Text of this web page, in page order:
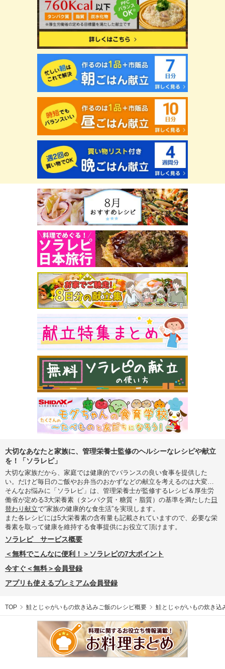
大切なあなたと家族に、管理栄養士監修のヘルシーなレシピや献立
を！「ソラレピ」
大切な家族だから、家庭では健康的でバランスの良い食事を提供した
い。だけど毎日のご飯やお弁当のおかずなどの献立を考えるのは大変…
そんなお悩みに「ソラレピ」は、管理栄養士が監修するレシピ＆厚生労
働省が定める3大栄養素（タンパク質・糖質・脂質）の基準を満たした 日
替わり献立で“家族の健康的な食生活”を実現します。
また各レシピには5大栄養素の含有量も記載されていますので、必要な栄
養素を取って健康を維持する食事提供にお役立て頂けます。
ソラレピ サービス概要
＜無料でこんなに便利！＞ソラレピの7大ポイント
今すぐ＜無料＞会員登録
アプリも使えるプレミアム会員登録
TOP 鮭とじゃがいもの炊き込みご飯のレシピ概要 鮭とじゃがいもの炊き込